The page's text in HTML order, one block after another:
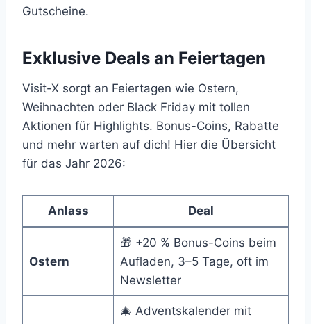
Gutscheine.
Exklusive Deals an Feiertagen
Visit-X sorgt an Feiertagen wie Ostern,
Weihnachten oder Black Friday mit tollen
Aktionen für Highlights. Bonus-Coins, Rabatte
und mehr warten auf dich! Hier die Übersicht
für das Jahr 2026:
Anlass Deal
Ostern
🎁 +20 % Bonus-Coins beim
Aufladen, 3–5 Tage, oft im
Newsletter
🎄 Adventskalender mit